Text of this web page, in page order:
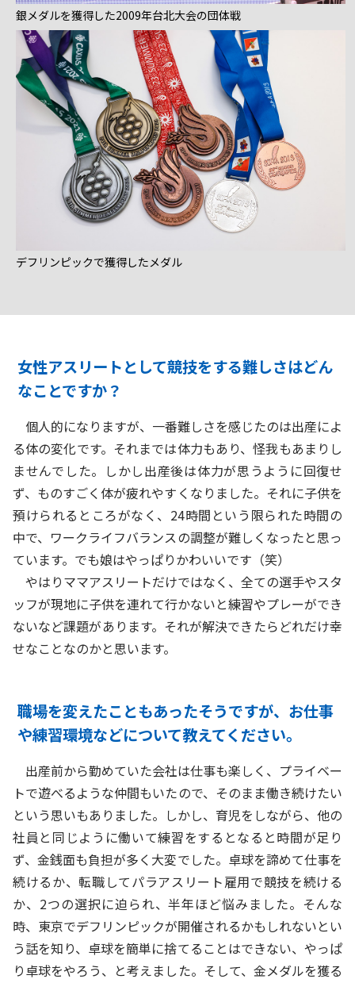
銀メダルを獲得した2009年台北大会の団体戦
デフリンピックで獲得したメダル
女性アスリートとして競技をする難しさはどん
なことですか？
個人的になりますが、一番難しさを感じたのは出産によ
る体の変化です。それまでは体力もあり、怪我もあまりし
ませんでした。しかし出産後は体力が思うように回復せ
ず、ものすごく体が疲れやすくなりました。それに子供を
預けられるところがなく、24時間という限られた時間の
中で、ワークライフバランスの調整が難しくなったと思っ
ています。でも娘はやっぱりかわいいです（笑）
やはりママアスリートだけではなく、全ての選手やスタ
ッフが現地に子供を連れて行かないと練習やプレーができ
ないなど課題があります。それが解決できたらどれだけ幸
せなことなのかと思います。
職場を変えたこともあったそうですが、お仕事
や練習環境などについて教えてください。
出産前から勤めていた会社は仕事も楽しく、プライベー
トで遊べるような仲間もいたので、そのまま働き続けたい
という思いもありました。しかし、育児をしながら、他の
社員と同じように働いて練習をするとなると時間が足り
ず、金銭面も負担が多く大変でした。卓球を諦めて仕事を
続けるか、転職してパラアスリート雇用で競技を続ける
か、2つの選択に迫られ、半年ほど悩みました。そんな
時、東京でデフリンピックが開催されるかもしれないとい
う話を知り、卓球を簡単に捨てることはできない、やっぱ
り卓球をやろう、と考えました。そして、金メダルを獲る